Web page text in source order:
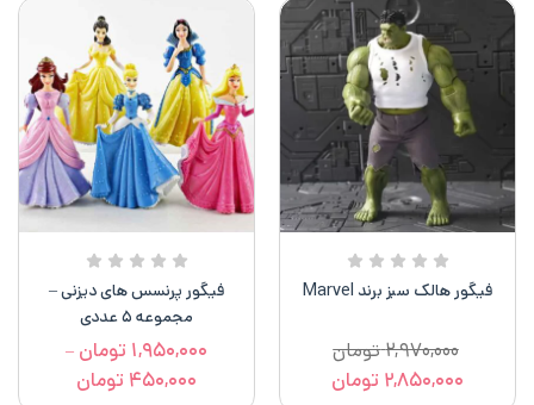
فیگور هالک سبز برند Marvel
۲,۹۷۰,۰۰۰تومان
۲,۸۵۰,۰۰۰ تومان
فیگور پرنسس های دیزنی –
مجموعه ۵ عددی
۱,۹۵۰,۰۰۰ تومان –
۴۵۰,۰۰۰ تومان